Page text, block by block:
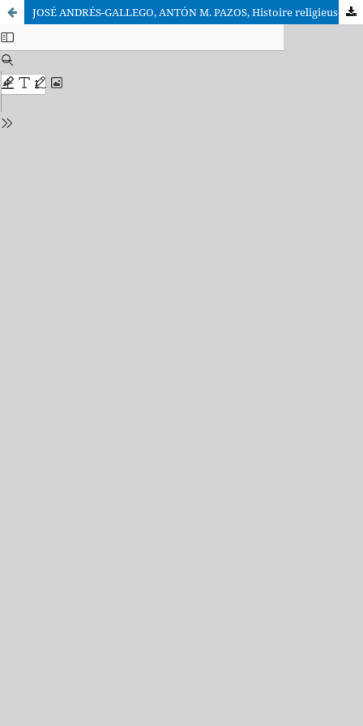
JOSÉ ANDRÉS-GALLEGO, ANTÓN M. PAZOS, Histoire religieuse de l’Espagne. JOSÉ ANDRÉS-GALLEGO, ANTÓN M. PAZOS, La Iglesia en la España contemporánea